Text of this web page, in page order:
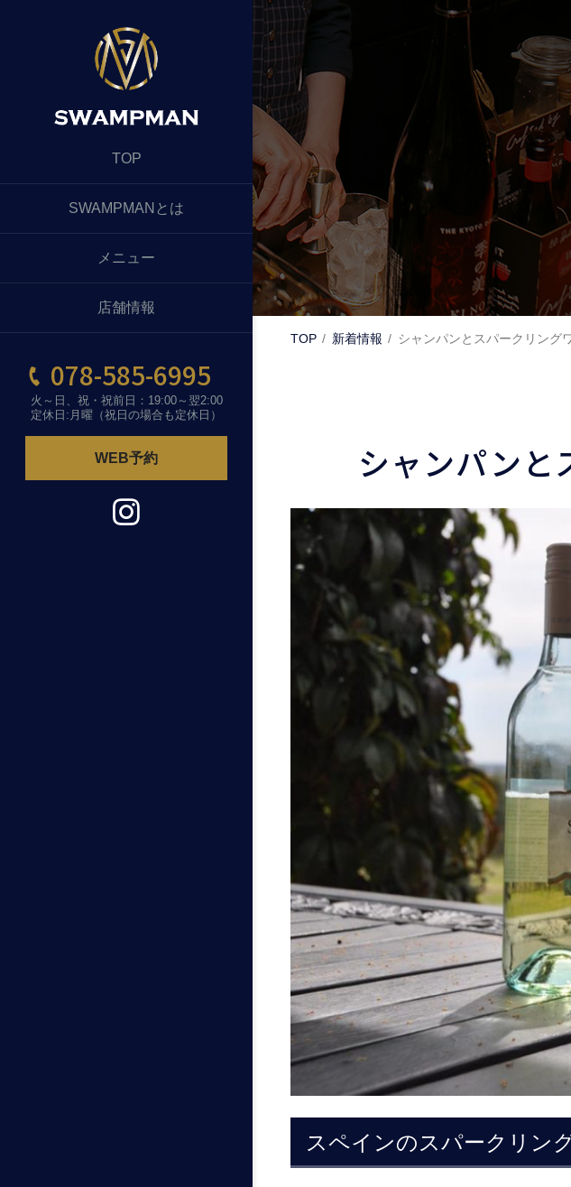
TOP
SWAMPMANとは
メニュー
店舗情報
078-585-6995
火～日、祝・祝前日：19:00～翌2:00
定休日:月曜（祝日の場合も定休日）
WEB予約
TOP 新着情報 シャンパンとスパークリン
シャンパン
スペインのスパークリン